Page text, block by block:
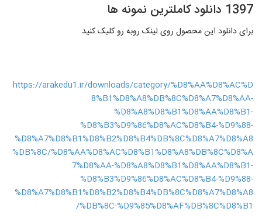
1397 دانلود کاملترین نمونه ها
برای دانلود این محصول روی لینک روبه رو کلیک کنید
https://arakedu1.ir/downloads/category/%D8%AA%D8%AC%D
8%B1%D8%A8%DB%8C%D8%A7%D8%AA-
%D8%A8%D8%B1%D8%AA%D8%B1-
%D8%B3%D9%86%D8%AC%D8%B4-%D9%88-
%D8%A7%D8%B1%D8%B2%D8%B4%DB%8C%D8%A7%D8%A8
%DB%8C/%D8%AA%D8%AC%D8%B1%D8%A8%DB%8C%D8%A
7%D8%AA-%D8%A8%D8%B1%D8%AA%D8%B1-
%D8%B3%D9%86%D8%AC%D8%B4-%D9%88-
%D8%A7%D8%B1%D8%B2%D8%B4%DB%8C%D8%A7%D8%A8
%DB%8C-%D9%85%D8%AF%DB%8C%D8%B1/